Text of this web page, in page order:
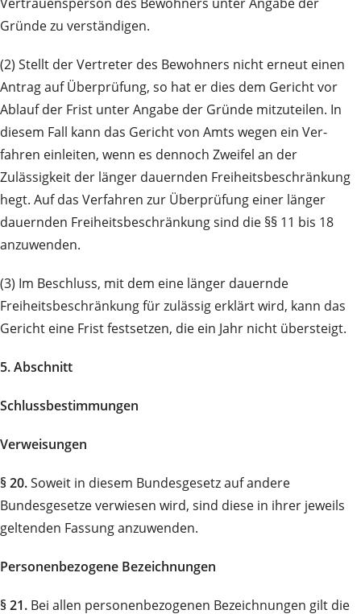
Vertrauensperson des Bewohners unter Angabe der
Gründe zu ver­ständigen.
(2) Stellt der Vertreter des Bewohners nicht erneut einen
Antrag auf Überprüfung, so hat er dies dem Gericht vor
Ablauf der Frist unter Angabe der Gründe mitzuteilen. In
diesem Fall kann das Gericht von Amts wegen ein Ver­
fahren einleiten, wenn es dennoch Zweifel an der
Zulässigkeit der länger dauernden Freiheits­be­schrän­kung
hegt. Auf das Verfahren zur Überprüfung einer länger
dauernden Freiheitsbe­schränkung sind die §§ 11 bis 18
anzuwenden.
(3) Im Beschluss, mit dem eine länger dauernde
Freiheitsbeschränkung für zulässig erklärt wird, kann das
Gericht eine Frist festsetzen, die ein Jahr nicht übersteigt.
5. Abschnitt
Schlussbestimmungen
Verweisungen
§ 20.Soweit in diesem Bundesgesetz auf andere
Bundesgesetze verwiesen wird, sind diese in ihrer jeweils
geltenden Fassung anzuwenden.
Personenbezogene Bezeichnungen
§ 21. Bei allen personenbezogenen Bezeichnungen gilt die